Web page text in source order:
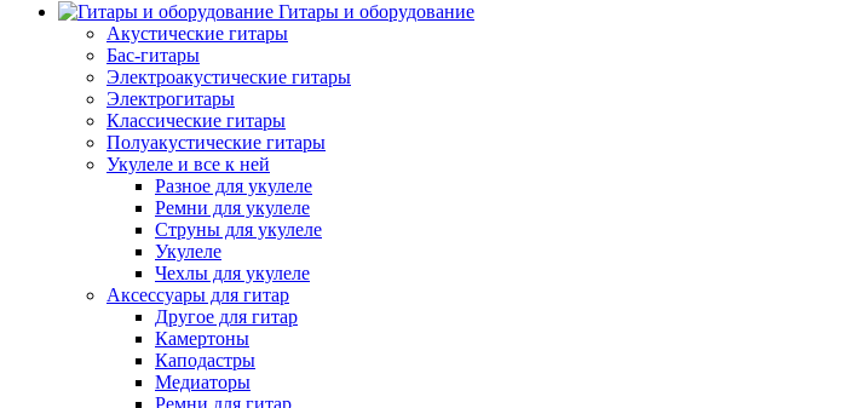
Гитары и оборудование
Акустические гитары
Бас-гитары
Электроакустические гитары
Электрогитары
Классические гитары
Полуакустические гитары
Укулеле и все к ней
Разное для укулеле
Ремни для укулеле
Струны для укулеле
Укулеле
Чехлы для укулеле
Аксессуары для гитар
Другое для гитар
Камертоны
Каподастры
Медиаторы
Ремни для гитар